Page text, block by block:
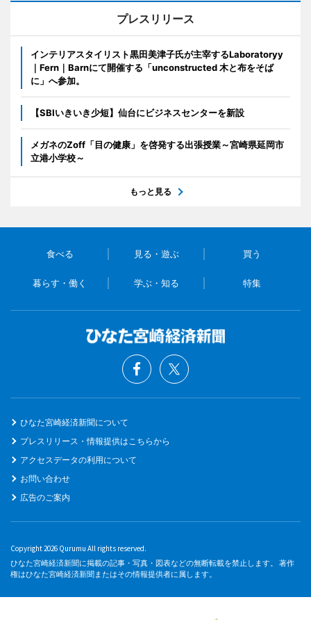
プレスリリース
インテリアスタイリスト黒田美津子氏が主宰するLaboratoryy
｜Fern｜Barnにて開催する「unconstructed 木と布をそば
に」へ参加。
【SBIいきいき少短】仙台にビジネスセンターを新設
メガネのZoff「目の健康」を啓発する出張授業～宮崎県延岡市
立港小学校～
もっと見る
食べる 見る・遊ぶ 買う
暮らす・働く 学ぶ・知る 特集
ひなた宮崎経済新聞について
プレスリリース・情報提供はこちらから
アクセスデータの利用について
お問い合わせ
広告のご案内
Copyright 2026 Qurumu All rights reserved.
ひなた宮崎経済新聞に掲載の記事・写真・図表などの無断転載を禁止します。 著作
権はひなた宮崎経済新聞またはその情報提供者に属します。